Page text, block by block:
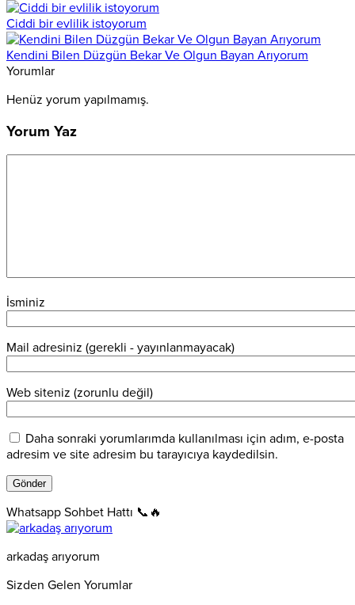
Ciddi bir evlilik istoyorum
Kendini Bilen Düzgün Bekar Ve Olgun Bayan Arıyorum
Yorumlar
Henüz yorum yapılmamış.
Yorum Yaz
İsminiz
Mail adresiniz (gerekli - yayınlanmayacak)
Web siteniz (zorunlu değil)
Daha sonraki yorumlarımda kullanılması için adım, e-posta
adresim ve site adresim bu tarayıcıya kaydedilsin.
Whatsapp Sohbet Hattı 📞🔥
arkadaş arıyorum
Sizden Gelen Yorumlar